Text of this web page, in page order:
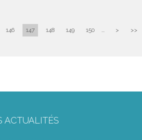
146 147 148 149 150 ... > >>
ACTUALITÉS